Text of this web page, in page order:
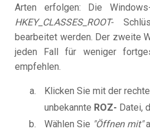
Arten erfolgen: Die
HKEY_CLASSES_ROOT-
bearbeitet werden. Der zweite
jeden Fall für weniger
empfehlen.
Klicken Sie mit der
unbekannte ROZ- Datei,
Wählen Sie "Öffnen mit"